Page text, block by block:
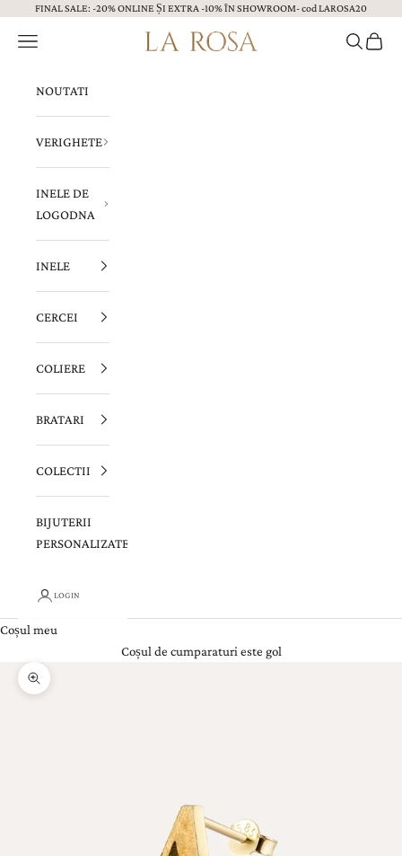
Sari la continut
FINAL SALE: -20% ONLINE ȘI EXTRA -10% ÎN SHOWROOM- cod LAROSA20
Bijuterii LA ROSA
Menu CautăCoș
NOUTATI
VERIGHETE
INELE DE
LOGODNA
INELE
CERCEI
COLIERE
BRATARI
COLECTII
BIJUTERII
PERSONALIZATE
LOGIN
Coșul meu
Coșul de cumparaturi este gol
Zoom